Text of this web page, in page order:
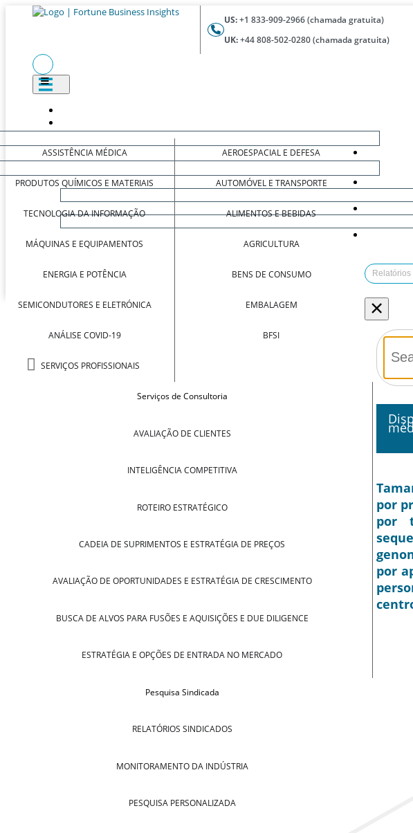
US:+1 833-909-2966 (chamada gratuita)
UK:+44 808-502-0280 (chamada gratuita)
ASSISTÊNCIA MÉDICA
PRODUTOS QUÍMICOS E MATERIAIS
TECNOLOGIA DA INFORMAÇÃO
MÁQUINAS E EQUIPAMENTOS
ENERGIA E POTÊNCIA
SEMICONDUTORES E ELETRÓNICA
ANÁLISE COVID-19
SERVIÇOS PROFISSIONAIS
AEROESPACIAL E DEFESA
AUTOMÓVEL E TRANSPORTE
ALIMENTOS E BEBIDAS
AGRICULTURA
BENS DE CONSUMO
EMBALAGEM
BFSI
Serviços de Consultoria
AVALIAÇÃO DE CLIENTES
INTELIGÊNCIA COMPETITIVA
ROTEIRO ESTRATÉGICO
CADEIA DE SUPRIMENTOS E ESTRATÉGIA DE PREÇOS
AVALIAÇÃO DE OPORTUNIDADES E ESTRATÉGIA DE CRESCIMENTO
BUSCA DE ALVOS PARA FUSÕES E AQUISIÇÕES E DUE DILIGENCE
ESTRATÉGIA E OPÇÕES DE ENTRADA NO MERCADO
Pesquisa Sindicada
RELATÓRIOS SINDICADOS
MONITORAMENTO DA INDÚSTRIA
PESQUISA PERSONALIZADA
×
por
por
por